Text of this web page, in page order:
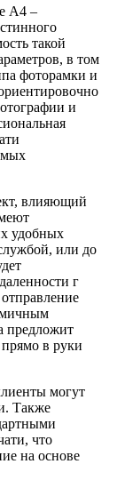
А4 –
такой
в том
фоторамки и
и
влияющий
удобных
или до
г
предложит
в руки
могут
Также
что
на основе